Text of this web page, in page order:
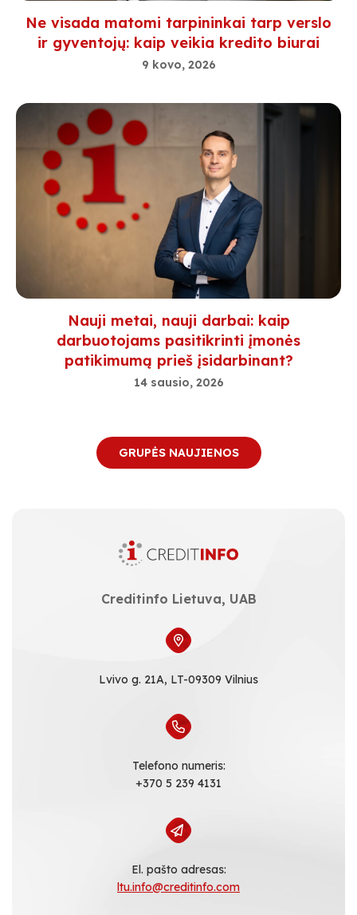
Ne visada matomi tarpininkai tarp verslo
ir gyventojų: kaip veikia kredito biurai
9 kovo, 2026
Nauji metai, nauji darbai: kaip
darbuotojams pasitikrinti įmonės
patikimumą prieš įsidarbinant?
14 sausio, 2026
GRUPĖS NAUJIENOS
Creditinfo Lietuva, UAB
Lvivo g. 21A, LT-09309 Vilnius
Telefono numeris:
+370 5 239 4131
El. pašto adresas:
ltu.info@creditinfo.com